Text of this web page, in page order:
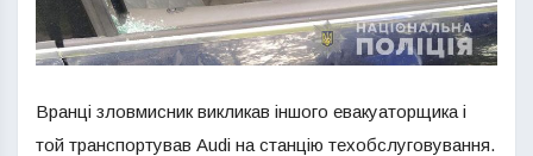
Вранці зловмисник викликав іншого евакуаторщика і
той транспортував Audi на станцію техобслуговування.